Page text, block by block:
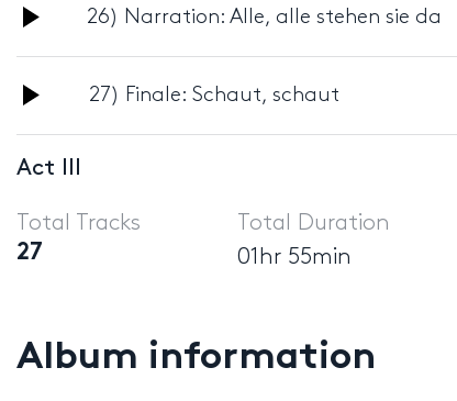
Audio
Player
26) Narration: Alle, alle stehen sie da
Audio
Player
27) Finale: Schaut, schaut
Act III
Total Tracks
27
Total Duration
01hr 55min
Album information